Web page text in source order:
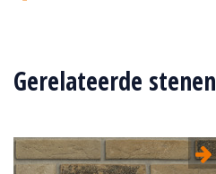
Gerelateerde stenen